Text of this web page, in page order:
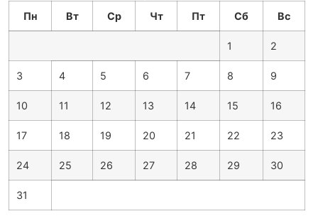
Пн
Вт Ср Чт Пт Сб Вс
1 2
3 4 5 6 7 8 9
10 11 12 13 14 15 16
17 18 19 20 21 22 23
24 25 26 27 28 29 30
31